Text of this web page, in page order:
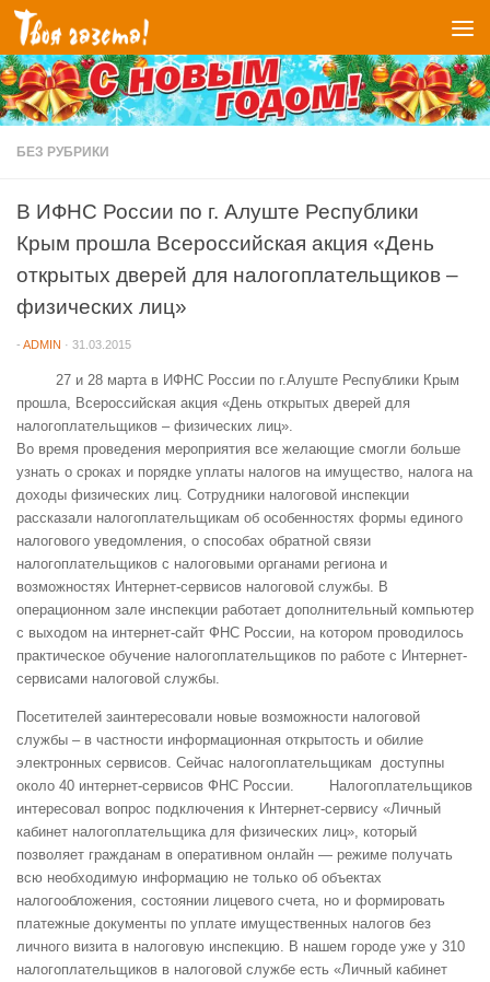
Перейти к содержимому
БЕЗ РУБРИКИ
В ИФНС России по г. Алуште Республики
Крым прошла Всероссийская акция «День
открытых дверей для налогоплательщиков –
физических лиц»
- ADMIN · 31.03.2015
27 и 28 марта в ИФНС России по г.Алуште Республики Крым
прошла, Всероссийская акция «День открытых дверей для
налогоплательщиков – физических лиц».
Во время проведения мероприятия все желающие смогли больше
узнать о сроках и порядке уплаты налогов на имущество, налога на
доходы физических лиц. Сотрудники налоговой инспекции
рассказали налогоплательщикам об особенностях формы единого
налогового уведомления, о способах обратной связи
налогоплательщиков с налоговыми органами региона и
возможностях Интернет-сервисов налоговой службы. В
операционном зале инспекции работает дополнительный компьютер
с выходом на интернет-сайт ФНС России, на котором проводилось
практическое обучение налогоплательщиков по работе с Интернет-
сервисами налоговой службы.
Посетителей заинтересовали новые возможности налоговой
службы – в частности информационная открытость и обилие
электронных сервисов. Сейчас налогоплательщикам доступны
около 40 интернет-сервисов ФНС России. Налогоплательщиков
интересовал вопрос подключения к Интернет-сервису «Личный
кабинет налогоплательщика для физических лиц», который
позволяет гражданам в оперативном онлайн — режиме получать
всю необходимую информацию не только об объектах
налогообложения, состоянии лицевого счета, но и формировать
платежные документы по уплате имущественных налогов без
личного визита в налоговую инспекцию. В нашем городе уже у 310
налогоплательщиков в налоговой службе есть «Личный кабинет